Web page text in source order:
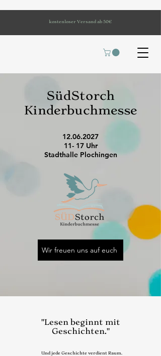
kostenloser Versand ab 50€
SüdStorch
Kinderbuchmesse
12.06.2027
11- 17 Uhr
Stadthalle Plochingen
Wir freuen uns auf euch
"Lesen beginnt mit
Geschichten."
Und jede Geschichte verdient Raum.